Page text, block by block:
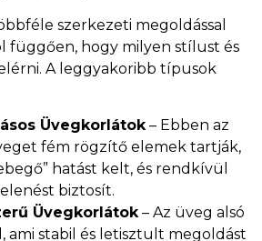
szerkezeti megoldással
függően, hogy milyen stílust és
A leggyakoribb típusok
Üvegkorlátok– Ebben az
fém rögzítő elemek tartják,
hatást kelt, és rendkívül
biztosít.
Üvegkorlátok– Az üveg alsó
ami stabil és letisztult megoldást